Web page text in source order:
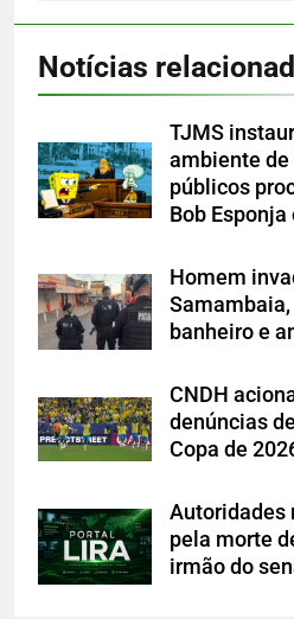
Notícias
TJMS
ambiente
públicos
Bob
Homem
banheiro e
CNDH
denúncias
Copa de
Autoridades
pela morte
irmão do